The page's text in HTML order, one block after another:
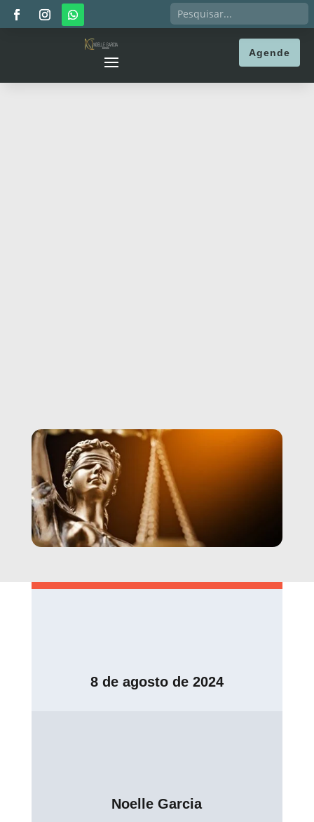
Agende
8 de agosto de 2024
Noelle Garcia